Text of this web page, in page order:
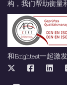
构，我们帮助衡量
和Brightest一起激